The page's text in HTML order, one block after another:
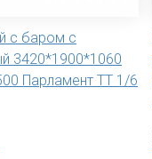
с баром с
3420*1900*1060
Парламент ТТ 1/6